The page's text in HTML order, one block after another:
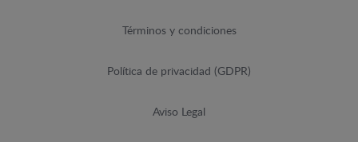
Términos y condiciones
Política de privacidad (GDPR)
Aviso Legal